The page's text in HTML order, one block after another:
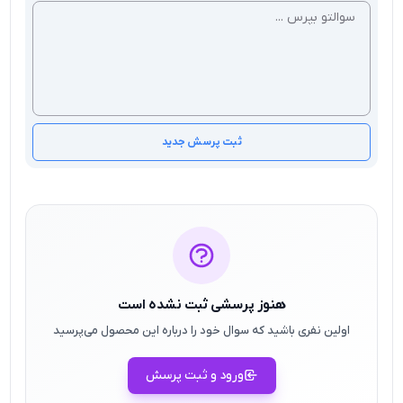
ثبت پرسش جدید
هنوز پرسشی ثبت نشده است
اولین نفری باشید که سوال خود را درباره این محصول می‌پرسید
ورود و ثبت پرسش